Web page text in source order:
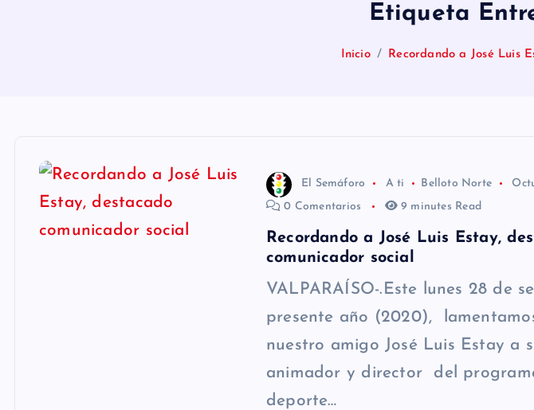
Etiqueta
Inicio Recordando a José Luis
El Semáforo A ti Belloto Norte
0 Comentarios
9 minutes Read
Recordando a José Luis Estay,
comunicador social
VALPARAÍSO-.Este lunes 28 de
presente año (2020),
nuestro amigo José Luis Estay a
animador y director del
deporte…